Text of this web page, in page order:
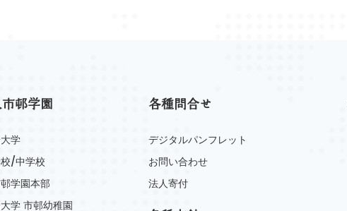
邨学園
学
/中学校
学園本部
学 市邨幼稚園
各種問合せ
デジタルパンフレット
お問い合わせ
法人寄付